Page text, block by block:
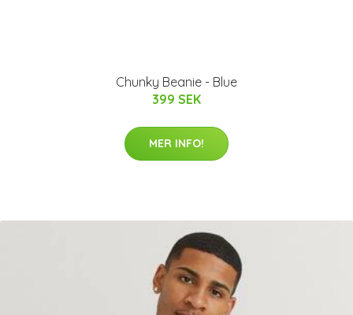
Chunky Beanie - Blue
399 SEK
MER INFO!